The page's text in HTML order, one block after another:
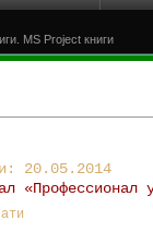
MS Project книги
20.05.2014
«Профессионал